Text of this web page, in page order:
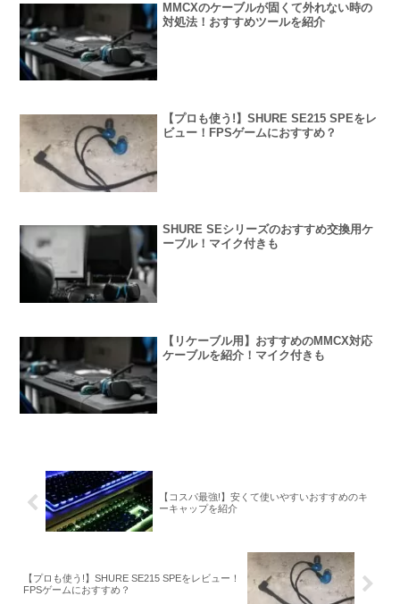
MMCXのケーブルが固くて外れない時の
対処法！おすすめツールを紹介
【プロも使う!】SHURE SE215 SPEをレ
ビュー！FPSゲームにおすすめ？
SHURE SEシリーズのおすすめ交換用ケ
ーブル！マイク付きも
【リケーブル用】おすすめのMMCX対応
ケーブルを紹介！マイク付きも
【コスパ最強!】安くて使いやすいおすすめのキ
ーキャップを紹介
【プロも使う!】SHURE SE215 SPEをレビュー！
FPSゲームにおすすめ？